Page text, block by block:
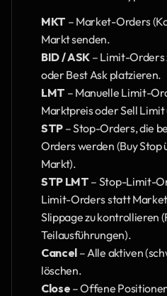
MKT – Market-Orders
Markt senden.
BID / ASK – Limit-Orders
oder Best Ask platzieren.
LMT – Manuelle Limit-
Marktpreis oder Sell
STP – Stop-Orders, die
Orders werden (Buy Stop
Markt).
STP LMT – Stop-Limit-
Limit-Orders statt
Slippage zu kontrollieren
Teilausführungen).
Cancel – Alle aktiven
löschen.
Close – Offene